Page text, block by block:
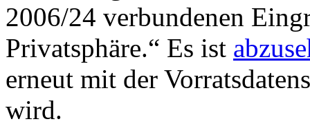
2006/24 verbundenen
Privatsphäre.“ Es ist
erneut mit der
wird.